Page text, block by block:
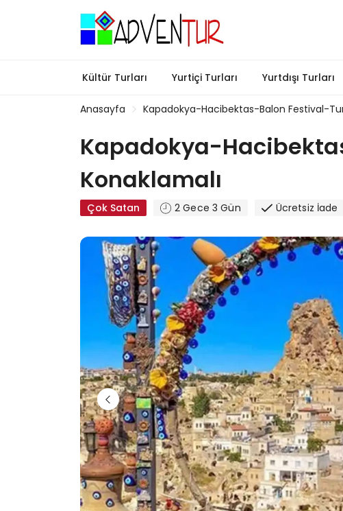
Kültür Turları Yurtiçi Turları Yurtdışı Turları
Anasayfa Kapadokya-Hacibektas-Balon Festival-
Kapadokya-
Konaklamalı
Çok Satan 2 Gece 3 Gün Ücretsiz İade